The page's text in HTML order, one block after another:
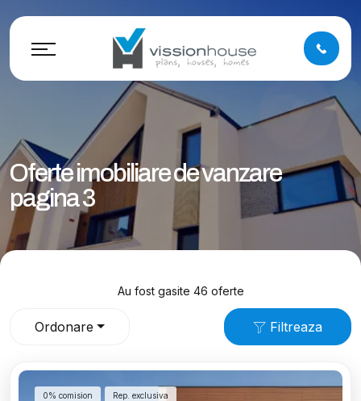
Oferte imobiliare de vanzare
pagina 3
Au fost gasite 46 oferte
Ordonare Filtreaza
0% comision Rep. exclusiva